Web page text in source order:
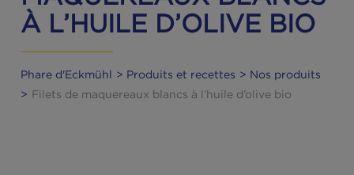
MAQUEREAUX
À L’HUILE D’OLIVE BIO